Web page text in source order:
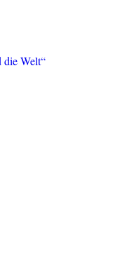
die Welt“